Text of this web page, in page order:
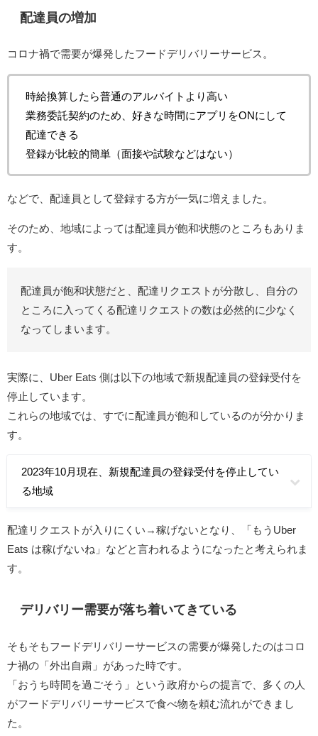
配達員の増加
コロナ禍で需要が爆発したフードデリバリーサービス。
時給換算したら普通のアルバイトより高い
業務委託契約のため、好きな時間にアプリをONにして
配達できる
登録が比較的簡単（面接や試験などはない）
などで、配達員として登録する方が一気に増えました。
そのため、地域によっては配達員が飽和状態のところもありま
す。
配達員が飽和状態だと、配達リクエストが分散し、自分の
ところに入ってくる配達リクエストの数は必然的に少なく
なってしまいます。
実際に、Uber Eats 側は以下の地域で新規配達員の登録受付を
停止しています。
これらの地域では、すでに配達員が飽和しているのが分かりま
す。
2023年10月現在、新規配達員の登録受付を停止してい
る地域
配達リクエストが入りにくい→稼げないとなり、「もうUber
Eats は稼げないね」などと言われるようになったと考えられま
す。
デリバリー需要が落ち着いてきている
そもそもフードデリバリーサービスの需要が爆発したのはコロ
ナ禍の「外出自粛」があった時です。
「おうち時間を過ごそう」という政府からの提言で、多くの人
がフードデリバリーサービスで食べ物を頼む流れができまし
た。